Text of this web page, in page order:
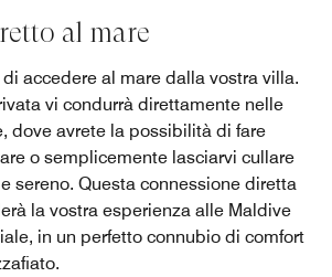
al mare
accedere al mare dalla vostra villa.
vi condurrà direttamente nelle
dove avrete la possibilità di fare
o semplicemente lasciarvi cullare
sereno. Questa connessione diretta
la vostra esperienza alle Maldive
in un perfetto connubio di comfort